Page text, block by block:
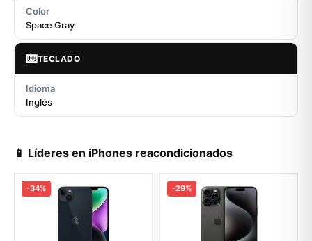
Color
Space Gray
⌨️TECLADO
Idioma
Inglés
📱 Líderes en iPhones reacondicionados
-34% -29%